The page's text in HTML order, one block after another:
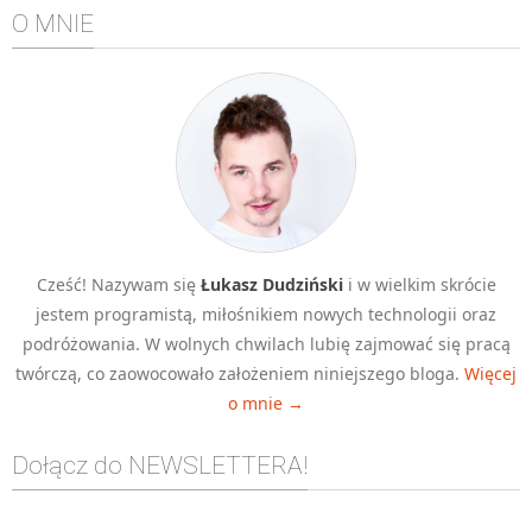
Algorytmy wyszukiwania
Inne
C++
Elementarz Java
Pascal
HTML 5
CSS 3
Django
O MNIE
Cześć! Nazywam się Łukasz Dudzińskii w wielkim skrócie
jestem programistą, miłośnikiem nowych technologii oraz
podróżowania. W wolnych chwilach lubię zajmować się pracą
twórczą, co zaowocowało założeniem niniejszego bloga. Więcej
o mnie →
Dołącz do NEWSLETTERA!